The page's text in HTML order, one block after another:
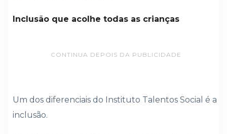
Inclusão que acolhe todas as crianças
CONTINUA DEPOIS DA PUBLICIDADE
Um dos diferenciais do Instituto Talentos Social é a
inclusão.